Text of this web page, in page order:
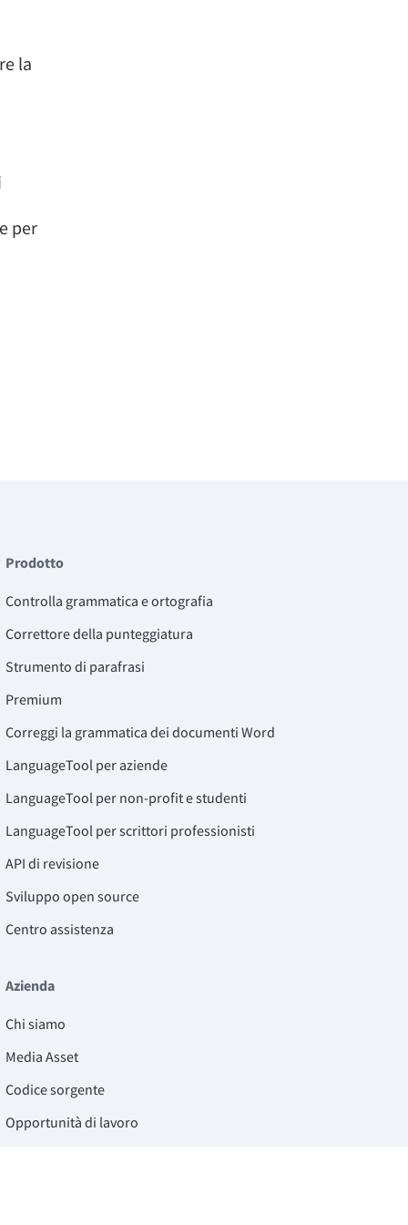
la
per
Prodotto
Controlla grammatica e ortografia
Correttore della punteggiatura
Strumento di parafrasi
Premium
Correggi la grammatica dei documenti Word
LanguageTool per aziende
LanguageTool per non-profit e studenti
LanguageTool per scrittori professionisti
API di revisione
Sviluppo open source
Centro assistenza
Azienda
Chi siamo
Media Asset
Codice sorgente
Opportunità di lavoro